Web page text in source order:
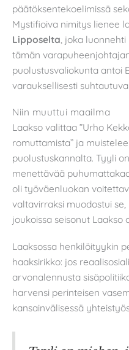
päätöksentekoelimissä
Mystifioiva nimitys lienee
Lipposelta , joka
tämän
puolustusvaliokunta antoi
varauksellisesti
Niin muuttui maailma
Laakso valittaa ”Urho
romuttamista” ja
puolustuskannalta. Tyyli
menettävää
oli työväenluokan
valtavirraksi muodostui
joukoissa seisonut Laakso
Laaksossa henkilöityykin
haaksirikko: jos
arvonalennusta
harvensi perinteisen
kansainvälisessä